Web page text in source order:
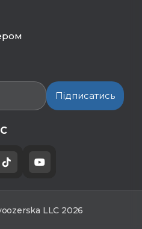
Підписатись
LLC 2026